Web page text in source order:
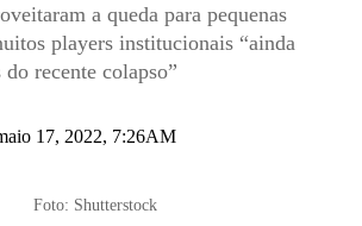
a queda para pequenas
players institucionais “ainda
recente colapso”
17, 2022, 7:26AM
Foto: Shutterstock